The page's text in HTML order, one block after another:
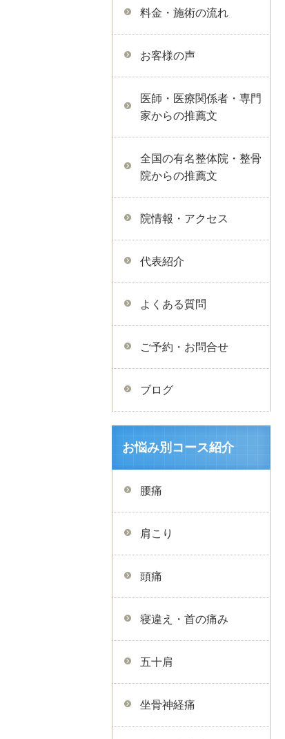
料金・施術の流れ
お客様の声
医師・医療関係者・専門
家からの推薦文
全国の有名整体院・整骨
院からの推薦文
院情報・アクセス
代表紹介
よくある質問
ご予約・お問合せ
ブログ
お悩み別コース紹介
腰痛
肩こり
頭痛
寝違え・首の痛み
五十肩
坐骨神経痛